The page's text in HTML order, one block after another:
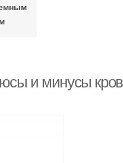
и минусы